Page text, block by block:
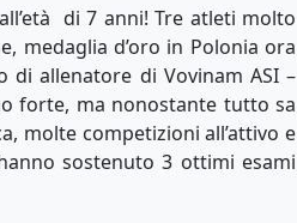
di 7 anni! Tre atleti molto
medaglia d’oro in Polonia ora
allenatore di Vovinam ASI –
forte, ma nonostante tutto sa
molte competizioni all’attivo e
sostenuto 3 ottimi esami